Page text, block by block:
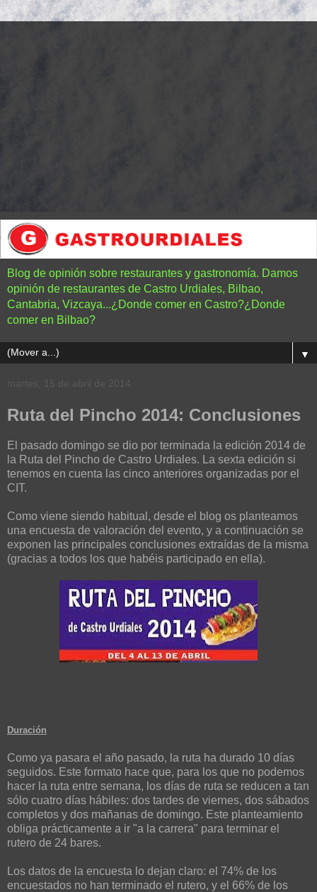
Blog de opinión sobre restaurantes y gastronomía. Damos
opinión de restaurantes de Castro Urdiales, Bilbao,
Cantabria, Vizcaya...¿Donde comer en Castro?¿Donde
comer en Bilbao?
▼
martes, 15 de abril de 2014
Ruta del Pincho 2014: Conclusiones
El pasado domingo se dio por terminada la edición 2014 de
la Ruta del Pincho de Castro Urdiales. La sexta edición si
tenemos en cuenta las cinco anteriores organizadas por el
CIT.
Como viene siendo habitual, desde el blog os planteamos
una encuesta de valoración del evento, y a continuación se
exponen las principales conclusiones extraídas de la misma
(gracias a todos los que habéis participado en ella).
Duración
Como ya pasara el año pasado, la ruta ha durado 10 días
seguidos. Este formato hace que, para los que no podemos
hacer la ruta entre semana, los días de ruta se reducen a tan
sólo cuatro días hábiles: dos tardes de viernes, dos sábados
completos y dos mañanas de domingo. Este planteamiento
obliga prácticamente a ir "a la carrera" para terminar el
rutero de 24 bares.
Los datos de la encuesta lo dejan claro: el 74% de los
encuestados no han terminado el rutero, y el 66% de los